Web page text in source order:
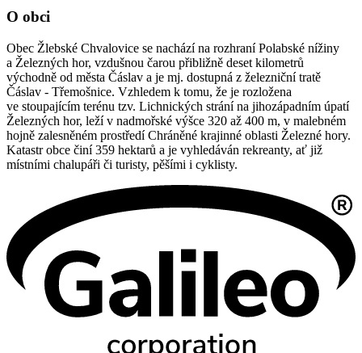
O obci
Obec Žlebské Chvalovice se nachází na rozhraní Polabské nížiny
a Železných hor, vzdušnou čarou přibližně deset kilometrů
východně od města Čáslav a je mj. dostupná z železniční tratě
Čáslav - Třemošnice. Vzhledem k tomu, že je rozložena
ve stoupajícím terénu tzv. Lichnických strání na jihozápadním úpatí
Železných hor, leží v nadmořské výšce 320 až 400 m, v malebném
hojně zalesněném prostředí Chráněné krajinné oblasti Železné hory.
Katastr obce činí 359 hektarů a je vyhledáván rekreanty, ať již
místními chalupáři či turisty, pěšími i cyklisty.